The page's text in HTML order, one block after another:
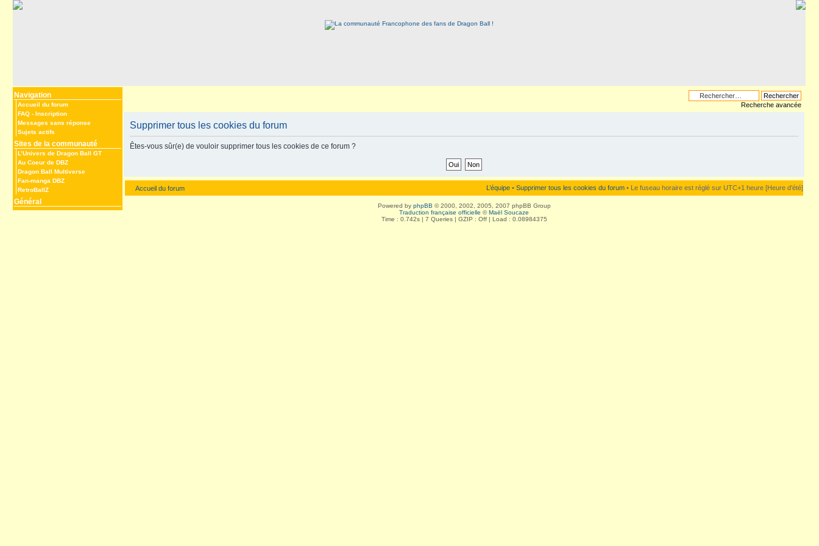
Navigation
Accueil du forum
FAQ - Inscription
Messages sans réponse
Sujets actifs
Sites de la communauté
L’Univers de Dragon Ball GT
Au Coeur de DBZ
Dragon Ball Multiverse
Fan-manga DBZ
RetroBallZ
Général
Recherche avancée
Supprimer tous les cookies du forum
Êtes-vous sûr(e) de vouloir supprimer tous les cookies de ce forum ?
Accueil du forum L’équipe • Supprimer tous les cookies du forum • Le fuseau horaire est réglé sur UTC+1 heure [Heure d’été]
Powered by phpBB © 2000, 2002, 2005, 2007 phpBB Group
Traduction française officielle ©Maël Soucaze
Time : 0.742s | 7 Queries | GZIP : Off | Load : 0.08984375